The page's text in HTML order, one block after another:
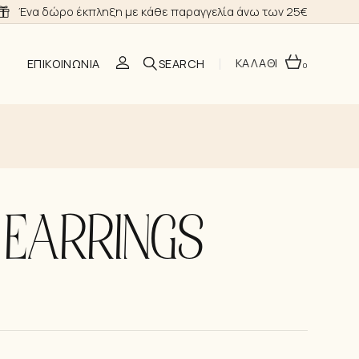
Ένα δώρο έκπληξη με κάθε παραγγελία άνω των 25€
ΕΠΙΚΟΙΝΩΝΊΑ ΚΑΛΑΘΙ 0